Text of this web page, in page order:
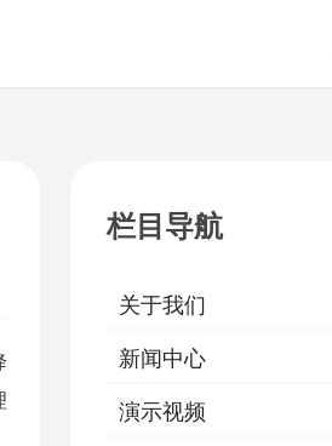
栏目导航
关于我们
新闻中心
演示视频